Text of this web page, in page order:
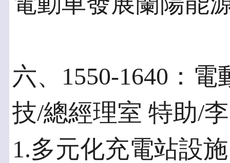
六、1550-1640：
技/總經理室 特助/
1.多元化充電站設施